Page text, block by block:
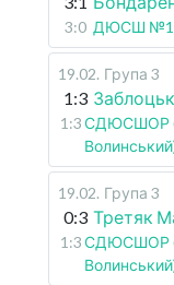
3:0 ДЮСШ №1
19.02. Група 3
1:3
1:3СДЮСШОР
19.02. Група 3
0:3 Третяк
1:3СДЮСШОР